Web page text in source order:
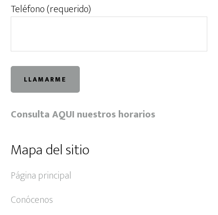
Teléfono (requerido)
Consulta AQUI nuestros horarios
Mapa del sitio
Página principal
Conócenos